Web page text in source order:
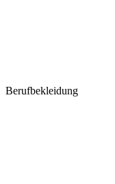
Berufbekleidung